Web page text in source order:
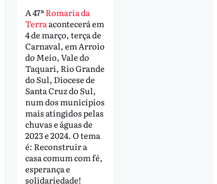
A 47ªRomaria da
Terraacontecerá em
4 de março, terça de
Carnaval, em Arroio
do Meio, Vale do
Taquari, Rio Grande
do Sul, Diocese de
Santa Cruz do Sul,
num dos municípios
mais atingidos pelas
chuvas e águas de
2023 e 2024. O tema
é: Reconstruir a
casa comum com fé,
esperança e
solidariedade!